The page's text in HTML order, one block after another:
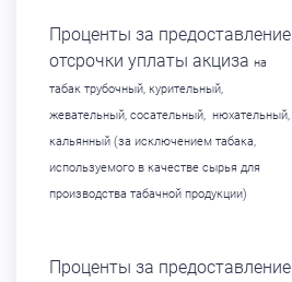
Проценты за предоставление
отсрочки уплаты акциза на
табак трубочный, курительный,
жевательный, сосательный, нюхательный,
кальянный (за исключением табака,
используемого в качестве сырья для
производства табачной продукции)
Проценты за предоставление